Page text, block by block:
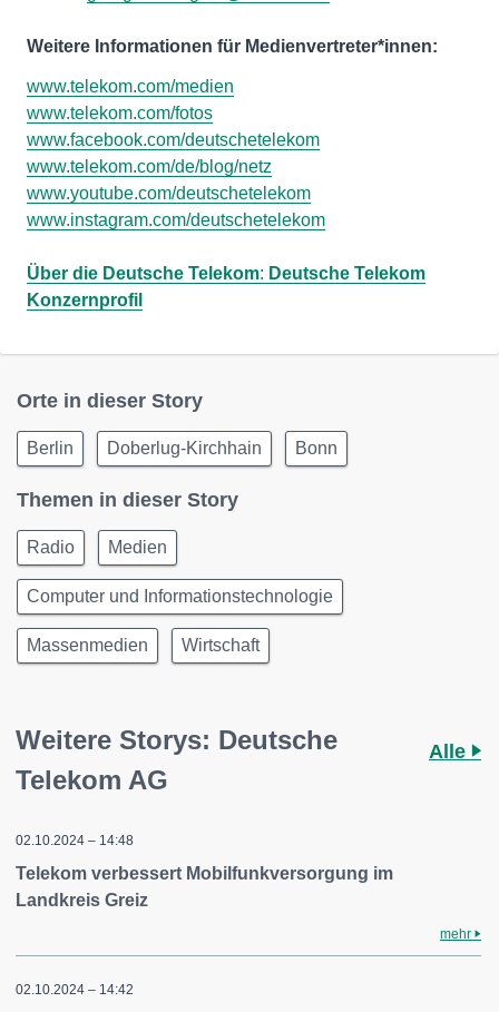
Weitere Informationen für Medienvertreter*innen:
www.telekom.com/medien
www.telekom.com/fotos
www.facebook.com/deutschetelekom
www.telekom.com/de/blog/netz
www.youtube.com/deutschetelekom
www.instagram.com/deutschetelekom
Über die Deutsche Telekom: Deutsche Telekom
Konzernprofil
Orte in dieser Story
Berlin Doberlug-Kirchhain Bonn
Themen in dieser Story
Radio Medien
Computer und Informationstechnologie
Massenmedien Wirtschaft
Weitere Storys: Deutsche
Telekom AG
Alle
02.10.2024 – 14:48
Telekom verbessert Mobilfunkversorgung im
Landkreis Greiz
mehr
02.10.2024 – 14:42